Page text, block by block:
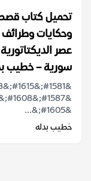
تحميل كتاب
وحكايات
عصر
سورية – خطيب
&#1605;&...
خطيب بدله